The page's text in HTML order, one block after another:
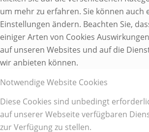
um mehr zu erfahren. Sie können auch
Einstellungen ändern. Beachten Sie,
einiger Arten von Cookies
auf unseren Websites und auf die
wir anbieten können.
Notwendige Website Cookies
Diese Cookies sind unbedingt
auf unserer Webseite verfügbaren
zur Verfügung zu stellen.